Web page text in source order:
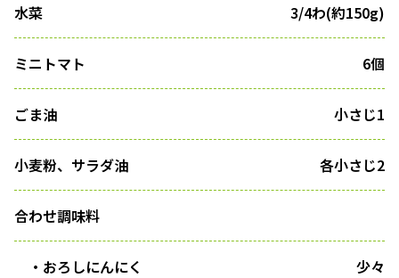
水菜 3/4わ(約150g)
ミニトマト 6個
ごま油 小さじ1
小麦粉、サラダ油 各小さじ2
合わせ調味料
・おろしにんにく 少々